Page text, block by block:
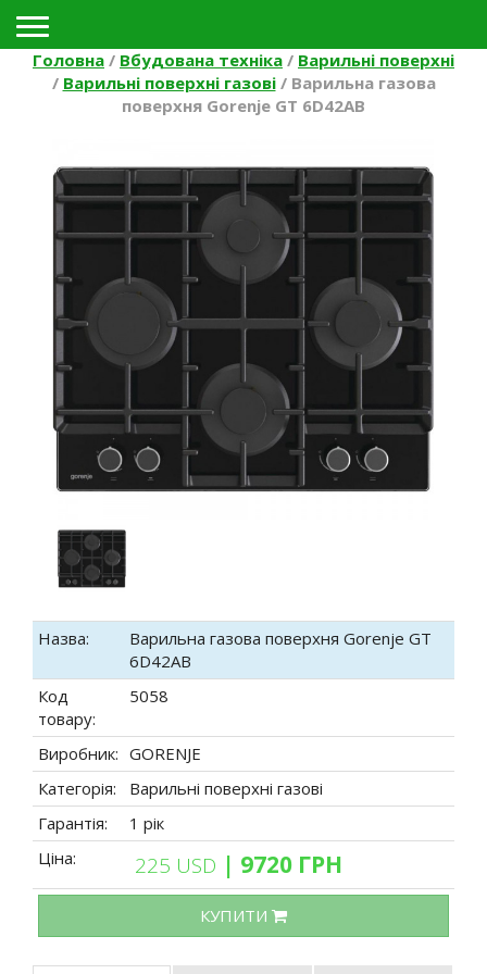
Головна / Вбудована техніка / Варильні поверхні
/ Варильні поверхні газові / Варильна газова
поверхня Gorenje GT 6D42AB
Назва:
Варильна газова поверхня Gorenje GT
6D42AB
Код
товару:
5058
Виробник: GORENJE
Категорія:
Варильні поверхні газові
Гарантія:
1 рік
Ціна:
225 USD | 9720 ГРН
КУПИТИ